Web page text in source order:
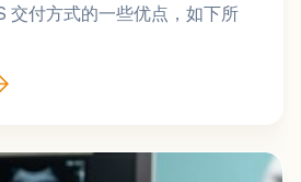
交付方式的一些优点，如下所